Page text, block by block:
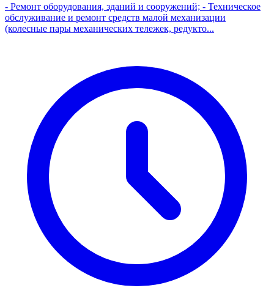
- Ремонт оборудования, зданий и сооружений; - Техническое
обслуживание и ремонт средств малой механизации
(колесные пары механических тележек, редукто...